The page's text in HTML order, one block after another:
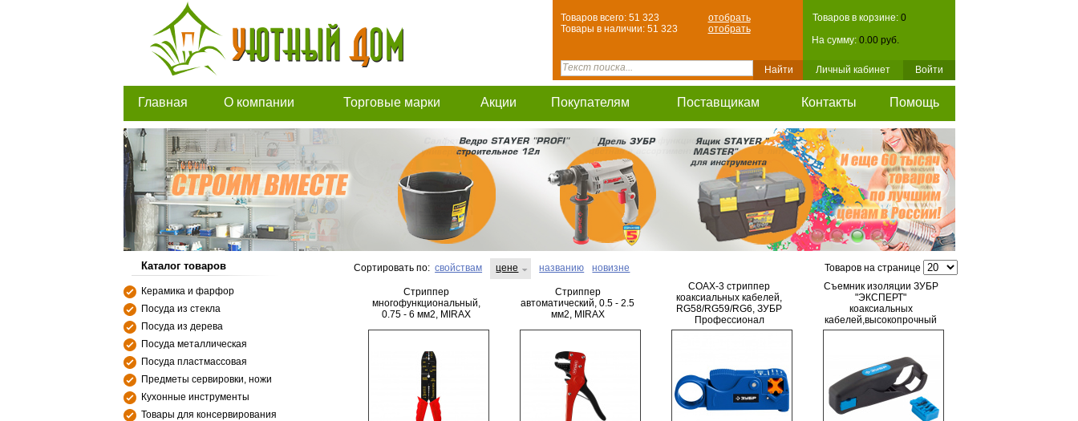
Товаров в корзине: 0
На сумму: 0.00 руб.
Личный кабинет Войти
Товаров всего: 51 323
отобрать
Товары в наличии: 51 323
отобрать
Главная О компании Торговые марки Акции Покупателям Поставщикам Контакты Помощь
Каталог товаров
Керамика и фарфор
Посуда из стекла
Посуда из дерева
Посуда металлическая
Посуда пластмассовая
Предметы сервировки, ножи
Кухонные инструменты
Товары для консервирования
Сортировать по: свойствам цене названию новизне Товаров на странице
Стриппер
многофункциональный,
0.75 - 6 мм2, MIRAX
Стриппер
автоматический, 0.5 - 2.5
мм2, MIRAX
COAX-3 стриппер
коаксиальных кабелей,
RG58/RG59/RG6, ЗУБР
Профессионал
Съемник изоляции ЗУБР
"ЭКСПЕРТ"
коаксиальных
кабелей,высокопрочный
фиберглассовый